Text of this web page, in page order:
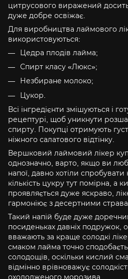
цитрусового виражений
дуже добре освіжає.
Для виробництва лаймового
використовуються:
Цедра плодів лайма;
Спирт класу «Люкс»;
Незбиране молоко;
Цукор.
Всі інгредієнти змішуються і
рецептурі, щоб уникнути
спирту. Покупці отримують
ніжного салатового відтінку.
Вершковий лаймовий лікер
однозначно, варто, якщо ви
напої, давно хотіли
кількість цукру тут помірна, а
проявляється дуже яскраво,
гармоніює з десертними
Такий напій буде дуже
посиденьках давніх подружок,
вважають за краще солодкі
смаком лайма точно
солодощів, оскільки кислий
відмінно врівноважує
охолодженого морозива.